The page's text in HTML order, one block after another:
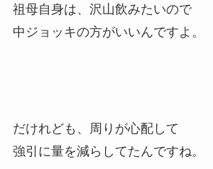
祖母自身は、沢山飲みたいので
中ジョッキの方がいいんですよ。
だけれども、周りが心配して
強引に量を減らしてたんですね。